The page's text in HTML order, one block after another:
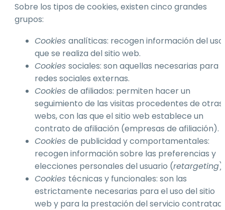
Sobre los tipos de cookies, existen cinco grandes
grupos:
Cookies analíticas: recogen información del uso
que se realiza del sitio web.
Cookies sociales: son aquellas necesarias para
redes sociales externas.
Cookies de afiliados: permiten hacer un
seguimiento de las visitas procedentes de otras
webs, con las que el sitio web establece un
contrato de afiliación (empresas de afiliación).
Cookies de publicidad y comportamentales:
recogen información sobre las preferencias y
elecciones personales del usuario (retargeting).
Cookies técnicas y funcionales: son las
estrictamente necesarias para el uso del sitio
web y para la prestación del servicio